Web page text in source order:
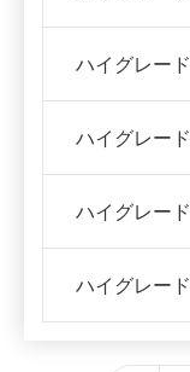
ハイグレード
ハイグレード
ハイグレード
ハイグレード